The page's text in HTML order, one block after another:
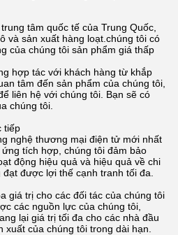
tâm quốc tế của Trung Quốc,
và sản xuất hàng loạt.chúng tôi có
của chúng tôi sản phẩm giá thấp
hợp tác với khách hàng từ khắp
tâm đến sản phẩm của chúng tôi,
liên hệ với chúng tôi. Bạn sẽ có
chúng tôi.
tiếp
nghệ thương mại điện tử mới nhất
tích hợp, chúng tôi đảm bảo
động hiệu quả và hiệu quả về chi
được lợi thế cạnh tranh tối đa.
giá trị cho các đối tác của chúng tôi
các nguồn lực của chúng tôi,
lại giá trị tối đa cho các nhà đầu
của chúng tôi trong dài hạn.